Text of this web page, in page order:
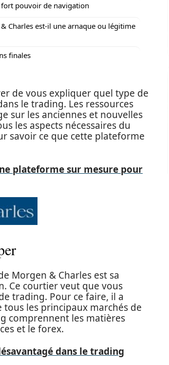
pouvoir de navigation
Charles est-il une arnaque ou légitime
finales
de vous expliquer quel type de
le trading. Les ressources
sur les anciennes et nouvelles
les aspects nécessaires du
savoir ce que cette plateforme
plateforme sur mesure pour
Morgen & Charles est sa
Ce courtier veut que vous
trading. Pour ce faire, il a
les principaux marchés de
comprennent les matières
et le forex.
dans le trading